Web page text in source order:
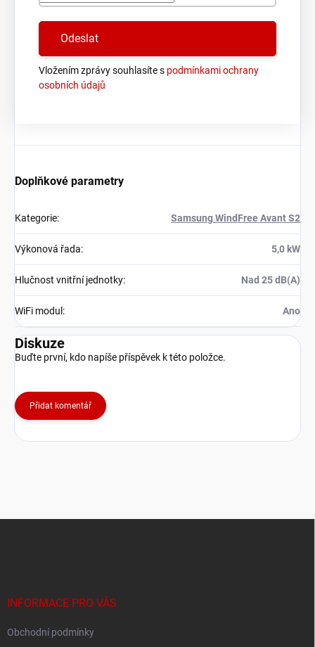
Vložením zprávy souhlasíte s podmínkami ochrany
osobních údajů
Doplňkové parametry
Kategorie: Samsung WindFree Avant S2
Výkonová řada: 5,0 kW
Hlučnost vnitřní jednotky: Nad 25 dB(A)
WiFi modul : Ano
Diskuze
Buďte první, kdo napíše příspěvek k této položce.
Přidat komentář
INFORMACE PRO VÁS
Obchodní podmínky